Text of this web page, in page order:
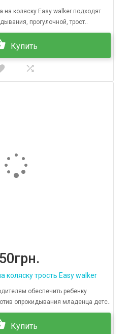
на коляску Easy walker подходят
прогулочной, трост..
Купить
коляску трость Easy walker
обеспечить ребенку
опрокидывания младенца детс..
Купить